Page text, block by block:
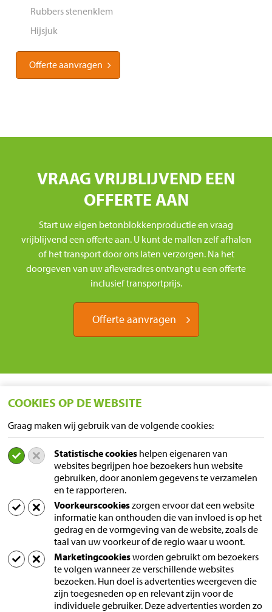
COOKIES OP DE WEBSITE
Graag maken wij gebruik van de volgende cookies:
Statistische cookies helpen eigenaren van
websites begrijpen hoe bezoekers hun website
gebruiken, door anoniem gegevens te verzamelen
en te rapporteren.
Voorkeurscookieszorgen ervoor dat een website
informatie kan onthouden die van invloed is op het
gedrag en de vormgeving van de website, zoals de
taal van uw voorkeur of de regio waar u woont.
Marketingcookiesworden gebruikt om bezoekers
te volgen wanneer ze verschillende websites
bezoeken. Hun doel is advertenties weergeven die
zijn toegesneden op en relevant zijn voor de
individuele gebruiker. Deze advertenties worden zo
Rubbers stenenklem
Hijsjuk
Offerte aanvragen
VRAAG VRIJBLIJVEND EEN
OFFERTE AAN
Start uw eigen betonblokkenproductie en vraag
vrijblijvend een offerte aan. U kunt de mallen zelf afhalen
of het transport door ons laten verzorgen. Na het
doorgeven van uw afleveradres ontvangt u een offerte
inclusief transportprijs.
Offerte aanvragen
LOCATIES
Sampers Logistics BV P/A Euroblock
A. van Leeuwenhoekstraat 9
5916 PD Venlo
Nederland
Postadres
Postbus 60
5690 AB Son
Nederland